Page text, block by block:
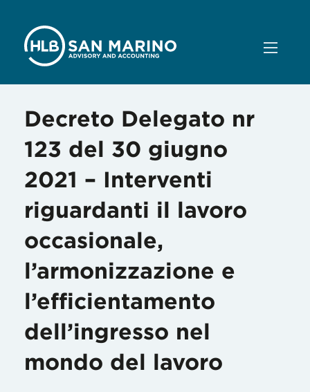
Decreto Delegato nr
123 del 30 giugno
2021 – Interventi
riguardanti il lavoro
occasionale,
l’armonizzazione e
l’efficientamento
dell’ingresso nel
mondo del lavoro